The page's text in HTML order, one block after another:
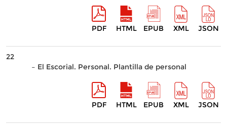
PDF HTML EPUB XML JSON
22
– El Escorial. Personal. Plantilla de personal
PDF HTML EPUB XML JSON